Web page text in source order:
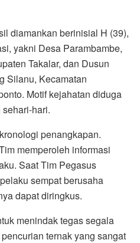
diamankan berinisial H (39),
yakni Desa Parambambe,
Takalar, dan Dusun
Silanu, Kecamatan
Motif kejahatan diduga
hari.
penangkapan.
memperoleh informasi
Saat Tim Pegasus
sempat berusaha
dapat diringkus.
menindak tegas segala
ternak yang sangat